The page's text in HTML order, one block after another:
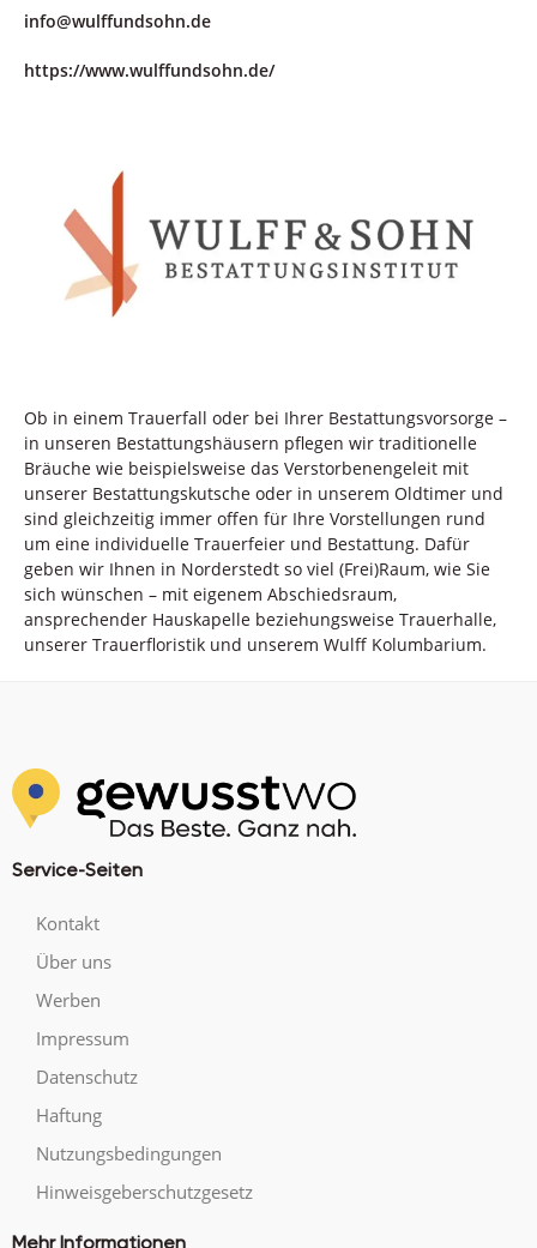
info@wulffundsohn.de
https://www.wulffundsohn.de/
Ob in einem Trauerfall oder bei Ihrer Bestattungsvorsorge –
in unseren Bestattungshäusern pflegen wir traditionelle
Bräuche wie beispielsweise das Verstorbenengeleit mit
unserer Bestattungskutsche oder in unserem Oldtimer und
sind gleichzeitig immer offen für Ihre Vorstellungen rund
um eine individuelle Trauerfeier und Bestattung. Dafür
geben wir Ihnen in Norderstedt so viel (Frei)Raum, wie Sie
sich wünschen – mit eigenem Abschiedsraum,
ansprechender Hauskapelle beziehungsweise Trauerhalle,
unserer Trauerfloristik und unserem Wulff Kolumbarium.
Service-Seiten
Kontakt
Über uns
Werben
Impressum
Datenschutz
Haftung
Nutzungsbedingungen
Hinweisgeberschutzgesetz